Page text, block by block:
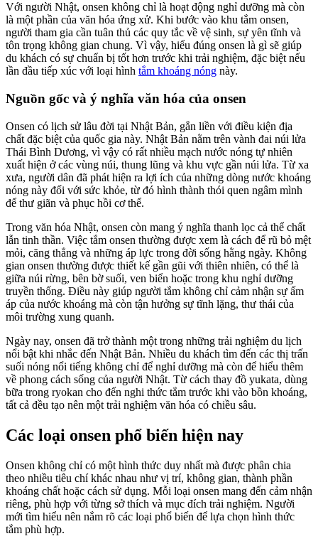
Với người Nhật, onsen không chỉ là hoạt động nghỉ dưỡng mà còn
là một phần của văn hóa ứng xử. Khi bước vào khu tắm onsen,
người tham gia cần tuân thủ các quy tắc về vệ sinh, sự yên tĩnh và
tôn trọng không gian chung. Vì vậy, hiểu đúng onsen là gì sẽ giúp
du khách có sự chuẩn bị tốt hơn trước khi trải nghiệm, đặc biệt nếu
lần đầu tiếp xúc với loại hình tắm khoáng nóng này.
Nguồn gốc và ý nghĩa văn hóa của onsen
Onsen có lịch sử lâu đời tại Nhật Bản, gắn liền với điều kiện địa
chất đặc biệt của quốc gia này. Nhật Bản nằm trên vành đai núi lửa
Thái Bình Dương, vì vậy có rất nhiều mạch nước nóng tự nhiên
xuất hiện ở các vùng núi, thung lũng và khu vực gần núi lửa. Từ xa
xưa, người dân đã phát hiện ra lợi ích của những dòng nước khoáng
nóng này đối với sức khỏe, từ đó hình thành thói quen ngâm mình
để thư giãn và phục hồi cơ thể.
Trong văn hóa Nhật, onsen còn mang ý nghĩa thanh lọc cả thể chất
lẫn tinh thần. Việc tắm onsen thường được xem là cách để rũ bỏ mệt
mỏi, căng thẳng và những áp lực trong đời sống hằng ngày. Không
gian onsen thường được thiết kế gần gũi với thiên nhiên, có thể là
giữa núi rừng, bên bờ suối, ven biển hoặc trong khu nghỉ dưỡng
truyền thống. Điều này giúp người tắm không chỉ cảm nhận sự ấm
áp của nước khoáng mà còn tận hưởng sự tĩnh lặng, thư thái của
môi trường xung quanh.
Ngày nay, onsen đã trở thành một trong những trải nghiệm du lịch
nổi bật khi nhắc đến Nhật Bản. Nhiều du khách tìm đến các thị trấn
suối nóng nổi tiếng không chỉ để nghỉ dưỡng mà còn để hiểu thêm
về phong cách sống của người Nhật. Từ cách thay đồ yukata, dùng
bữa trong ryokan cho đến nghi thức tắm trước khi vào bồn khoáng,
tất cả đều tạo nên một trải nghiệm văn hóa có chiều sâu.
Các loại onsen phổ biến hiện nay
Onsen không chỉ có một hình thức duy nhất mà được phân chia
theo nhiều tiêu chí khác nhau như vị trí, không gian, thành phần
khoáng chất hoặc cách sử dụng. Mỗi loại onsen mang đến cảm nhận
riêng, phù hợp với từng sở thích và mục đích trải nghiệm. Người
mới tìm hiểu nên nắm rõ các loại phổ biến để lựa chọn hình thức
tắm phù hợp.